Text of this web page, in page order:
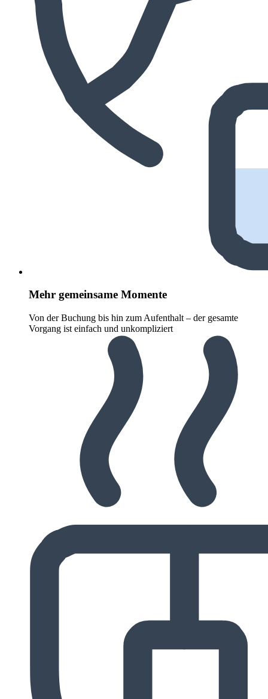
Mehr gemeinsame Momente
Von der Buchung bis hin zum Aufenthalt – der gesamte
Vorgang ist einfach und unkompliziert